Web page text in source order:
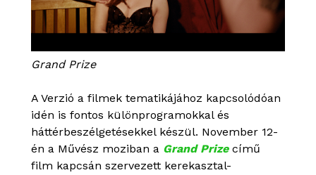
Grand Prize
A Verzió a filmek tematikájához kapcsolódóan
idén is fontos különprogramokkal és
háttérbeszélgetésekkel készül. November 12-
én a Művész moziban a Grand Prizecímű
film kapcsán szervezett kerekasztal-